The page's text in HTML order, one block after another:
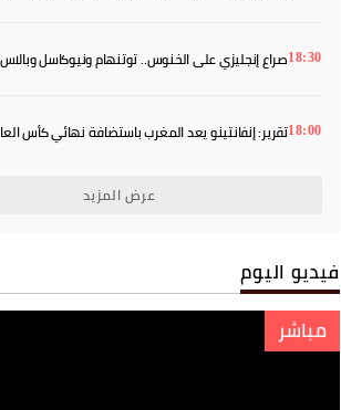
18:30صراع إنجليزي على الخنوس.. توتنهام ونيوكاسل
18:00تقرير: إنفانتينو يعد المغرب باستضافة نهائي كأس العالم
عرض المزيد
فيديو اليوم
مباشر